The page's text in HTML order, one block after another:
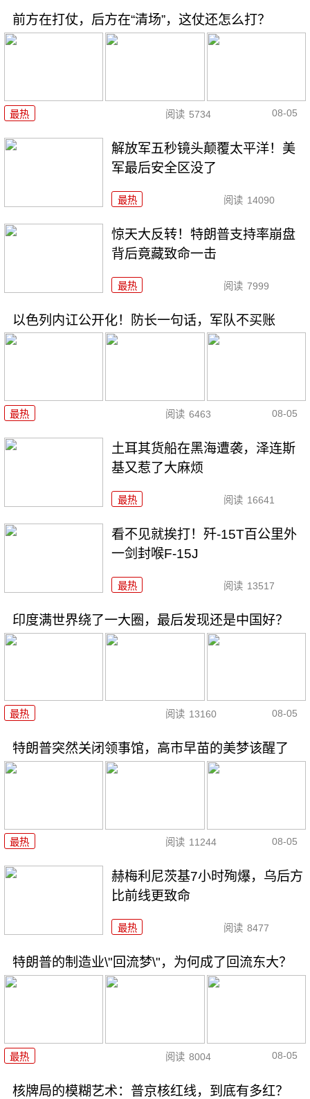
前方在打仗，后方在“清场”，这仗还怎么打？
最热 阅读 5734 08-05
解放军五秒镜头颠覆太平洋！美
军最后安全区没了
最热 阅读 14090
惊天大反转！特朗普支持率崩盘
背后竟藏致命一击
最热 阅读 7999
以色列内讧公开化！防长一句话，军队不买账
最热 阅读 6463 08-05
土耳其货船在黑海遭袭，泽连斯
基又惹了大麻烦
最热 阅读 16641
看不见就挨打！歼-15T百公里外
一剑封喉F-15J
最热 阅读 13517
印度满世界绕了一大圈，最后发现还是中国好？
最热 阅读 13160 08-05
特朗普突然关闭领事馆，高市早苗的美梦该醒了
最热 阅读 11244 08-05
赫梅利尼茨基7小时殉爆，乌后方
比前线更致命
最热 阅读 8477
特朗普的制造业\"回流梦\"，为何成了回流东大？
最热 阅读 8004 08-05
核牌局的模糊艺术：普京核红线，到底有多红？